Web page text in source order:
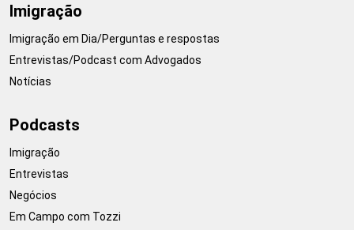
Imigração
Imigração em Dia/Perguntas e respostas
Entrevistas/Podcast com Advogados
Notícias
Podcasts
Imigração
Entrevistas
Negócios
Em Campo com Tozzi